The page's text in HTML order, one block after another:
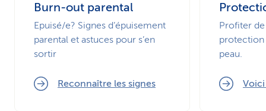
Burn-out parental
Epuisé/e? Signes d’épuisement
parental et astuces pour s’en
sortir
Reconnaître les signes
Profiter de
protection
peau.